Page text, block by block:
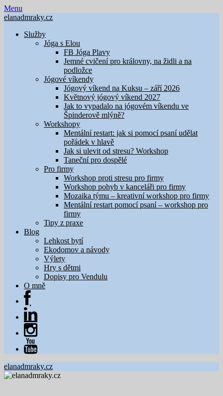
Skip
to
Menu
elanadmraky.cz
Služby
Jóga s Elou
FB Jóga Plavy
Jemné cvičení pro královny, na židli a na
podložce
Jógové víkendy
Jógový víkend na Kuksu – září 2026
Květnový jógový víkend 2027
Jak to vypadalo na jógovém víkendu ve
Špinderově mlýně?
Workshopy
Mentální restart: jak si pomocí psaní udělat
pořádek v hlavě
Jak si ulevit od stresu? Workshop
Taneční pro dospělé
Pro firmy
Workshop proti stresu pro firmy
Workshop pohyb v kanceláři pro firmy
Mozaika týmu – kreativní workshop pro firmy
Mentální restart pomocí psaní – workshop pro
firmy
Tipy z praxe
Blog
Lehkost bytí
Ekodomov a návody
Výlety
Hry s dětmi
Dopisy pro Vendulu
O mně
elanadmraky.cz